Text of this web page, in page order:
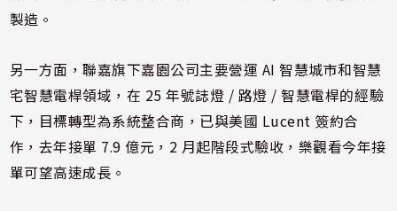
製造。
另一方面，聯嘉旗下嘉園公司主要營運 AI 智慧城市和智慧
宅智慧電桿領域，在 25 年號誌燈 / 路燈 / 智慧電桿的經驗
下，目標轉型為系統整合商，已與美國 Lucent 簽約合
作，去年接單 7.9 億元，2 月起階段式驗收，樂觀看今年接
單可望高速成長。